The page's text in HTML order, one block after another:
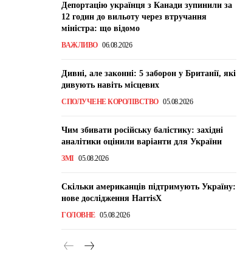
Депортацію українця з Канади зупинили за
12 годин до вильоту через втручання
міністра: що відомо
ВАЖЛИВО 06.08.2026
Дивні, але законні: 5 заборон у Британії, які
дивують навіть місцевих
СПОЛУЧЕНЕ КОРОЛІВСТВО 05.08.2026
Чим збивати російську балістику: західні
аналітики оцінили варіанти для України
ЗМІ 05.08.2026
Скільки американців підтримують Україну:
нове дослідження HarrisX
ГОЛОВНЕ 05.08.2026